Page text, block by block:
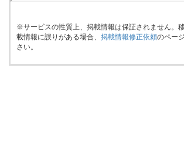
※サービスの性質上、掲載情報は保証されません。
載情報に誤りがある場合、 掲載情報修正依頼のペー
さい。